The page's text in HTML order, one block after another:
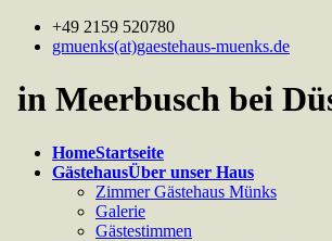
+49 2159 520780
gmuenks(at)gaestehaus-muenks.de
in Meerbusch bei
HomeStartseite
GästehausÜber unser Haus
Zimmer Gästehaus Münks
Galerie
Gästestimmen